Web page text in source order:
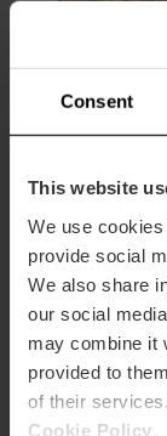
Consent
This website
We use
provide social
We also share
our social
may combine it
provided to
of their
Cookie Policy
und
und